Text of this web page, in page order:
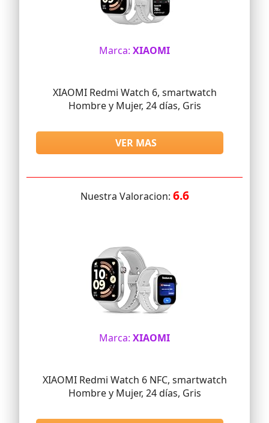
Marca: XIAOMI
XIAOMI Redmi Watch 6, smartwatch
Hombre y Mujer, 24 días, Gris
VER MAS
Nuestra Valoracion: 6.6
Marca: XIAOMI
XIAOMI Redmi Watch 6 NFC, smartwatch
Hombre y Mujer, 24 días, Gris